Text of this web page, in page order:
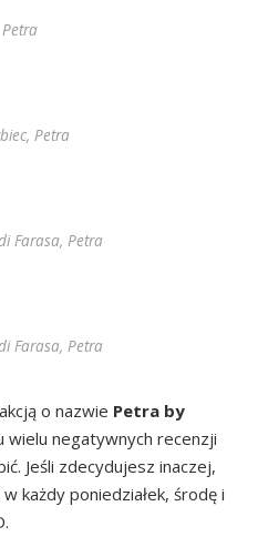
Petra
Petra
Farasa, Petra
Farasa, Petra
o nazwie Petra by
wielu negatywnych recenzji
Jeśli zdecydujesz inaczej,
każdy poniedziałek, środę i